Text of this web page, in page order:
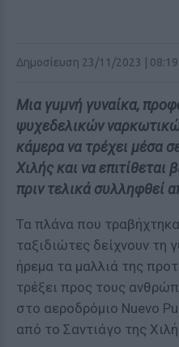
Δημοσίευση 23/11/2023 | 08:19
Μια γuμνή γυναίκα,
ψυχεδελικών
κάμερα να τρέχει μέσα
Χιλής και να επιτίθεται
πριν τελικά συλληφθεί
Τα πλάνα που
ταξιδιώτες δείχνουν τη
ήρεμα τα μαλλιά της
τρέξει προς τους
στο αεροδρόμιο Nuevo
από το Σαντιάγο της